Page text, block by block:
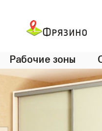
Фрязино
Рабочие зоны